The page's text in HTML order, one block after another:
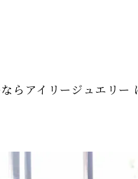
らアイリージュエリー